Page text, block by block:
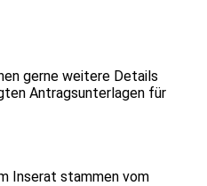
gerne weitere Details
Antragsunterlagen für
Inserat stammen vom